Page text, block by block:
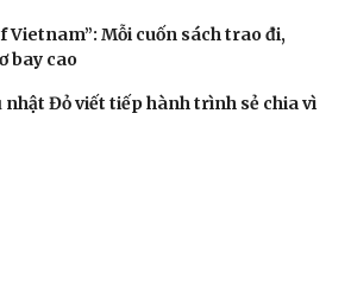
Vietnam”: Mỗi cuốn sách trao đi,
bay cao
nhật Đỏ viết tiếp hành trình sẻ chia vì